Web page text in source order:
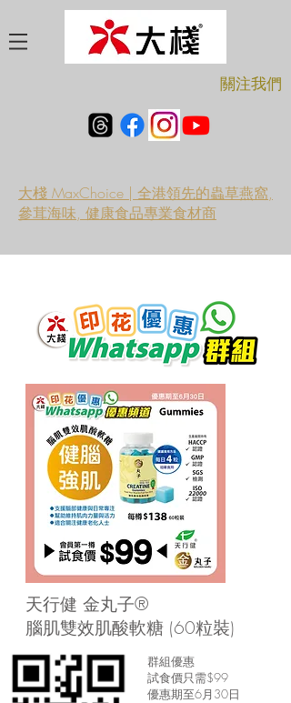
​關注我們
大棧 MaxChoice | 全港領先的蟲草燕窩,
參茸海味, 健康食品專業食材商
天行健 金丸子®
腦肌雙效肌酸軟糖 (60粒裝)
群組優惠
試食價只需$99
​優惠期至6月30日